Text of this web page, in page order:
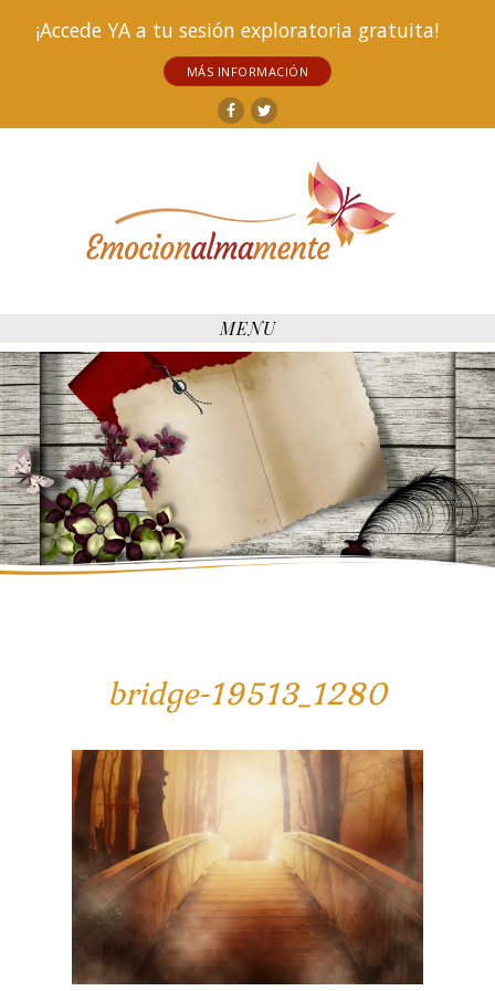
¡Accede YA a tu sesión exploratoria gratuita!
MÁS INFORMACIÓN
Facebook
Twitter
MENU
bridge-19513_1280